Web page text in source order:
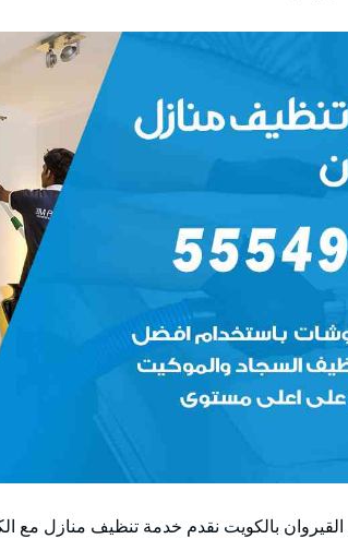
بالكويت نقدم خدمة تنظيف منازل مع